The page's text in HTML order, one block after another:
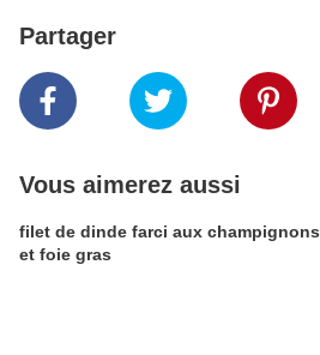
Partager
Vous aimerez aussi
filet de dinde farci aux champignons
et foie gras